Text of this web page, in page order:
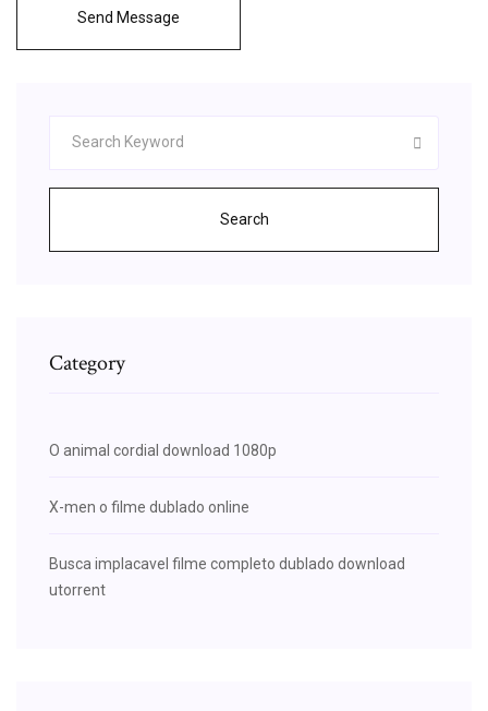
Send Message
Search
Category
O animal cordial download 1080p
X-men o filme dublado online
Busca implacavel filme completo dublado download
utorrent